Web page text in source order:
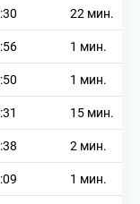
22 мин.
1 мин.
1 мин.
15 мин.
2 мин.
1 мин.